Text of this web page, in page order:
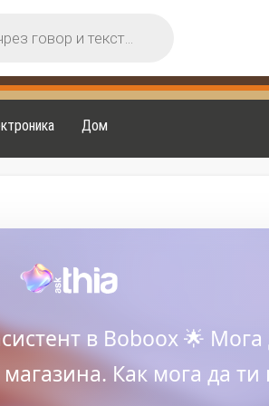
Дом
в Boboox 🌟
Как мога да ти